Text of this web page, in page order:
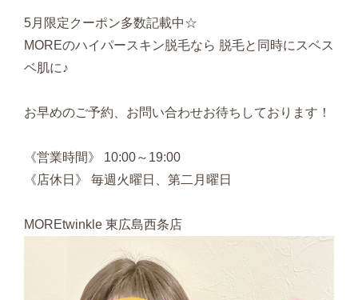
5月限定クーポン多数記載中☆
MOREのハイパースキン脱毛なら 脱毛と同時にスベス
ベ肌に♪
お早めのご予約、お問い合わせお待ちしております！
《営業時間》 10:00～19:00
《店休日》 毎週火曜日、第二月曜日
MOREtwinkle 東広島西条店